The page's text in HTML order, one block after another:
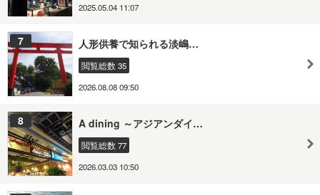
2025.05.04 11:07
7 人形供養で知られる淡嶋…
閲覧総数 35
2026.08.08 09:50
8 A dining ～アジアンダイ…
閲覧総数 77
2026.03.03 10:50